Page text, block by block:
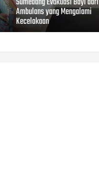
Ambulans yang Mengalami
Kecelakaan